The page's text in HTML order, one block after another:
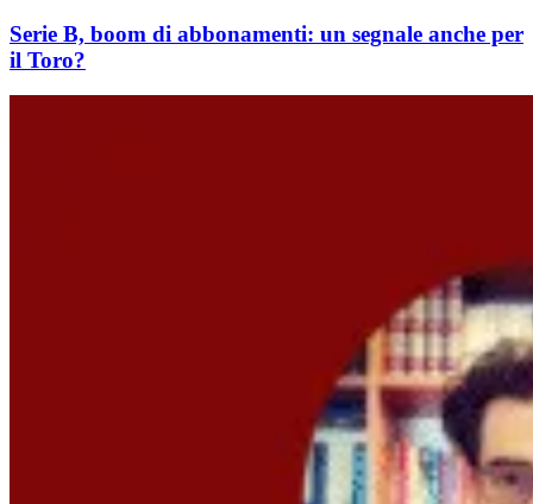
Serie B, boom di abbonamenti: un segnale anche per
il Toro?